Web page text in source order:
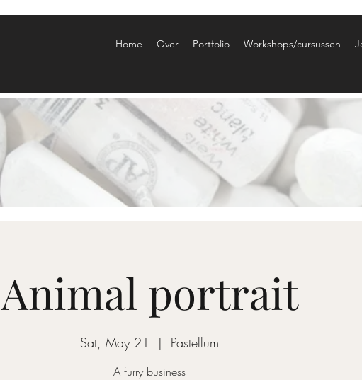
Home Over Portfolio Workshops/cursussen
Animal portrait
Sat, May 21
  |
Pastellum
A furry business